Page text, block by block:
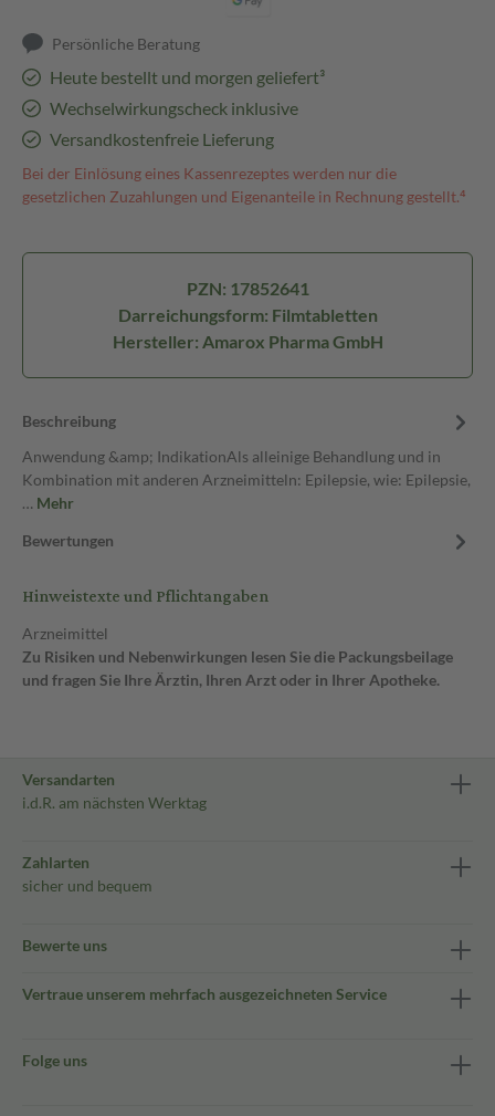
Persönliche Beratung
Heute bestellt und morgen geliefert³
Wechselwirkungscheck inklusive
Versandkostenfreie Lieferung
Bei der Einlösung eines Kassenrezeptes werden nur die
gesetzlichen Zuzahlungen und Eigenanteile in Rechnung gestellt.⁴
PZN: 17852641
Darreichungsform: Filmtabletten
Hersteller: Amarox Pharma GmbH
Beschreibung
Anwendung &amp; IndikationAls alleinige Behandlung und in
Kombination mit anderen Arzneimitteln: Epilepsie, wie: Epilepsie,
… Mehr
Bewertungen
Hinweistexte und Pflichtangaben
Arzneimittel
Zu Risiken und Nebenwirkungen lesen Sie die Packungsbeilage
und fragen Sie Ihre Ärztin, Ihren Arzt oder in Ihrer Apotheke.
Versandarten
i.d.R. am nächsten Werktag
Zahlarten
sicher und bequem
Bewerte uns
Vertraue unserem mehrfach ausgezeichneten Service
Folge uns